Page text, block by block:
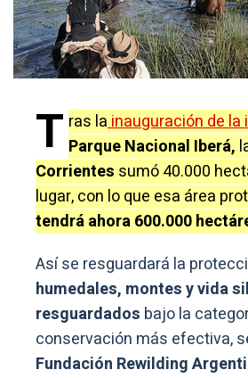
T ras lainauguración de la
Parque Nacional Iberá,
Corrientes sumó 40.000
lugar, con lo que esa área
tendrá ahora 600.000
Así se resguardará la
humedales, montes y vida
resguardados bajo la
conservación más efectiva,
Fundación Rewilding